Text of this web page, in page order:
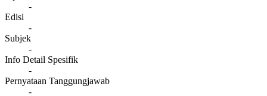
-
Edisi
-
Subjek
-
Info Detail Spesifik
-
Pernyataan Tanggungjawab
-